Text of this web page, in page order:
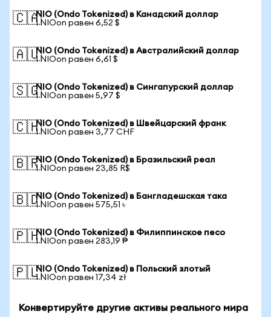
🇨🇦NIO (Ondo Tokenized) в Канадский доллар
1 NIOon равен 6,52 $
🇦🇺NIO (Ondo Tokenized) в Австралийский доллар
1 NIOon равен 6,61 $
🇸🇬NIO (Ondo Tokenized) в Сингапурский доллар
1 NIOon равен 5,97 $
🇨🇭NIO (Ondo Tokenized) в Швейцарский франк
1 NIOon равен 3,77 CHF
🇧🇷NIO (Ondo Tokenized) в Бразильский реал
1 NIOon равен 23,85 R$
🇧🇩NIO (Ondo Tokenized) в Бангладешская така
1 NIOon равен 575,51 ৳
🇵🇭NIO (Ondo Tokenized) в Филиппинское песо
1 NIOon равен 283,19 ₱
🇵🇱NIO (Ondo Tokenized) в Польский злотый
1 NIOon равен 17,34 zł
Конвертируйте другие активы реального мира